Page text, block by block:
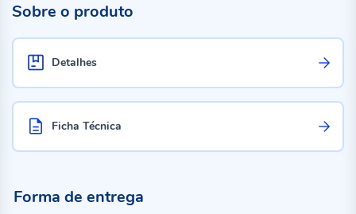
Sobre o produto
Detalhes
Ficha Técnica
Forma de entrega